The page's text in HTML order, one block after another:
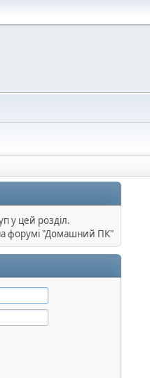
у цей розділ.
форумі "Домашний ПК"